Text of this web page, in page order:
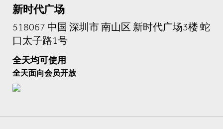
新时代广场
518067 中国 深圳市 南山区 新时代广场3楼 蛇
口太子路1号
全天均可使用
全天面向会员开放